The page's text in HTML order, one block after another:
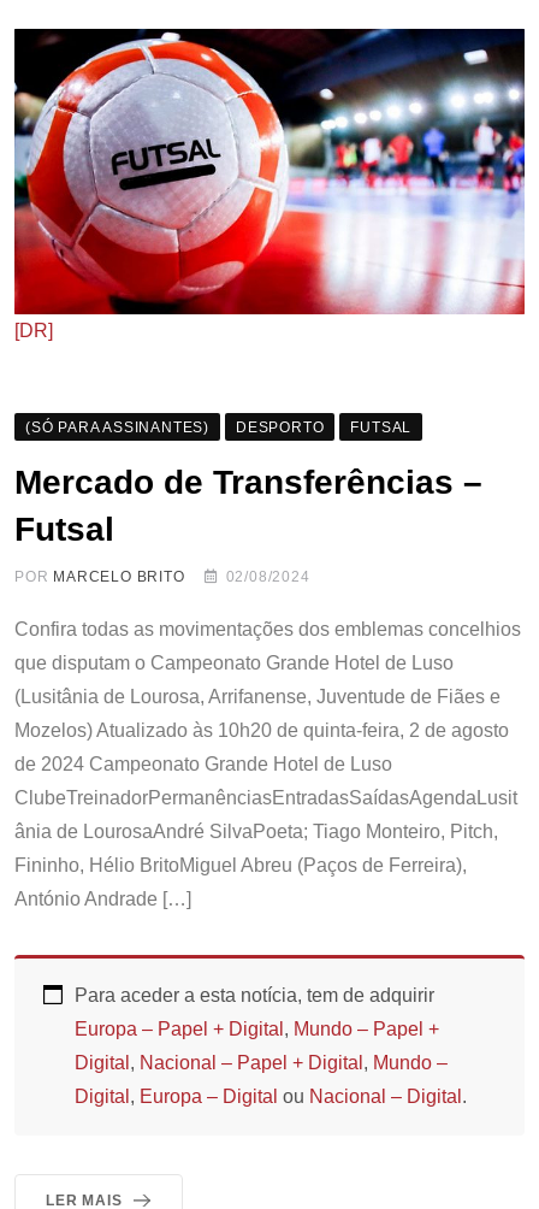
[DR]
(SÓ PARA ASSINANTES) DESPORTO FUTSAL
Mercado de Transferências –
Futsal
POR MARCELO BRITO 02/08/2024
Confira todas as movimentações dos emblemas concelhios
que disputam o Campeonato Grande Hotel de Luso
(Lusitânia de Lourosa, Arrifanense, Juventude de Fiães e
Mozelos) Atualizado às 10h20 de quinta-feira, 2 de agosto
de 2024 Campeonato Grande Hotel de Luso
ClubeTreinadorPermanênciasEntradasSaídasAgendaLusit
ânia de LourosaAndré SilvaPoeta; Tiago Monteiro, Pitch,
Fininho, Hélio BritoMiguel Abreu (Paços de Ferreira),
António Andrade […]
Para aceder a esta notícia, tem de adquirir
Europa – Papel + Digital , Mundo – Papel +
Digital , Nacional – Papel + Digital , Mundo –
Digital , Europa – Digital ou Nacional – Digital .
LER MAIS